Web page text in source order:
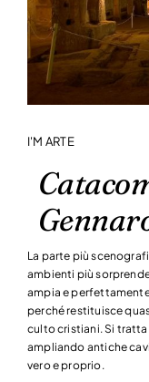
I'M ARTE
La parte più
ambienti più
ampia e
perché restituisce
culto cristiani. Si tratta
ampliando antiche
vero e proprio.